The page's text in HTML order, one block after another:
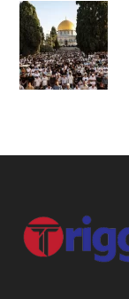
Footer